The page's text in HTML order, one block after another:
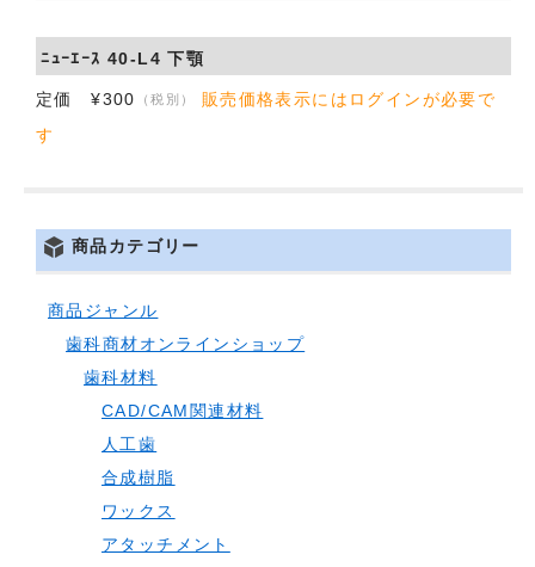
ﾆｭｰｴｰｽ 40-L4 下顎
定価 ¥300 （税別）
販売価格表示にはログインが必要で
す
商品カテゴリー
商品ジャンル
歯科商材オンラインショップ
歯科材料
CAD/CAM関連材料
人工歯
合成樹脂
ワックス
アタッチメント